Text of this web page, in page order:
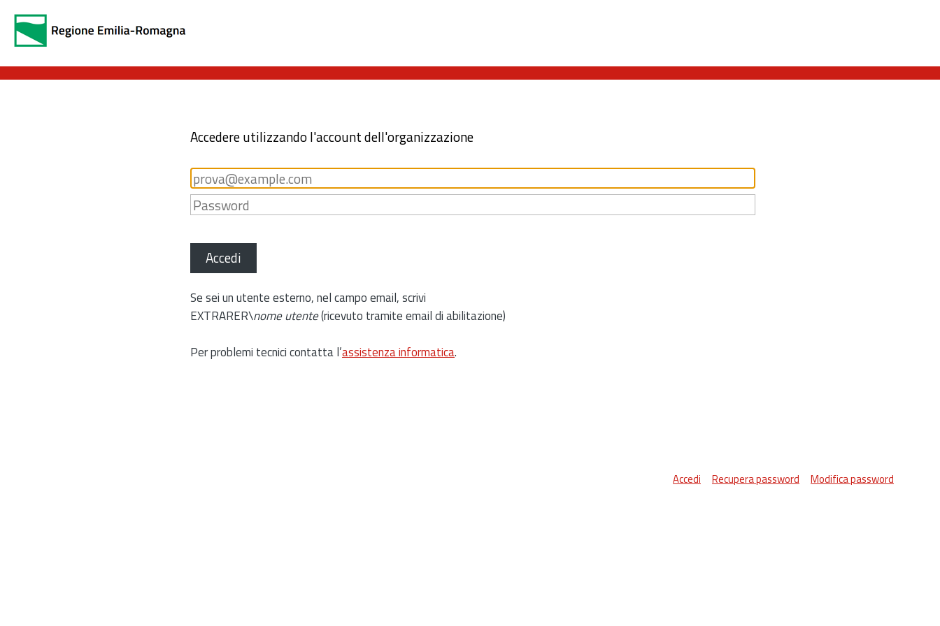
Accedere utilizzando l'account dell'organizzazione
Accedi
Se sei un utente esterno, nel campo email, scrivi
EXTRARER\nome utente(ricevuto tramite email di abilitazione)
Per problemi tecnici contatta l’assistenza informatica.
Accedi Recupera password Modifica password